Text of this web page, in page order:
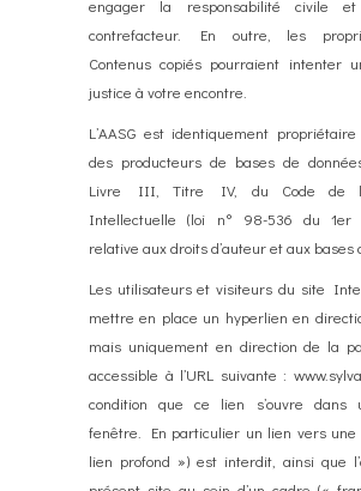
engager la responsabilité civile
contrefacteur. En outre, les
Contenus copiés pourraient intenter
justice à votre encontre.
L’AASG est identiquement
des producteurs de bases de
Livre III, Titre IV, du Code de
Intellectuelle (loi n° 98-536 du 1er
relative aux droits d’auteur et aux bases
Les utilisateurs et visiteurs du site
mettre en place un hyperlien en
mais uniquement en direction de la
accessible à l’URL suivante :
condition que ce lien s’ouvre dans
fenêtre. En particulier un lien vers une
lien profond ») est interdit, ainsi que